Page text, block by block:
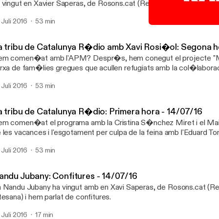
vingut en Xavier Saperas, de Rosons.cat (Rebosteria Artesana) i
Juli 2016 53 min
tribu de Catalunya R�dio amb Xavi Rosi�ol: Segona
comen�at amb l'APM? Despr�s, hem conegut el projecte
de fam�lies gregues que acullen refugiats amb la
Ribas. Per acabar, hem fet l'espai "Meteomauri", amb
dissenyada per l'empresa Aqualogy.
Juli 2016 53 min
tribu de Catalunya R�dio: Primera hora - 14/07/16
comen�at el programa amb la Cristina S�nchez Miret i el
les vacances i l'esgotament per culpa de la feina amb l'Eduard
d'un estudi que diu que creix igual el transport p�blic i el
Juli 2016 53 min
Jubany: Confitures - 14/07/16
Nandu Jubany ha vingut amb en Xavi Saperas, de Rosons.cat
i hem parlat de confitures.
Juli 2016 17 min